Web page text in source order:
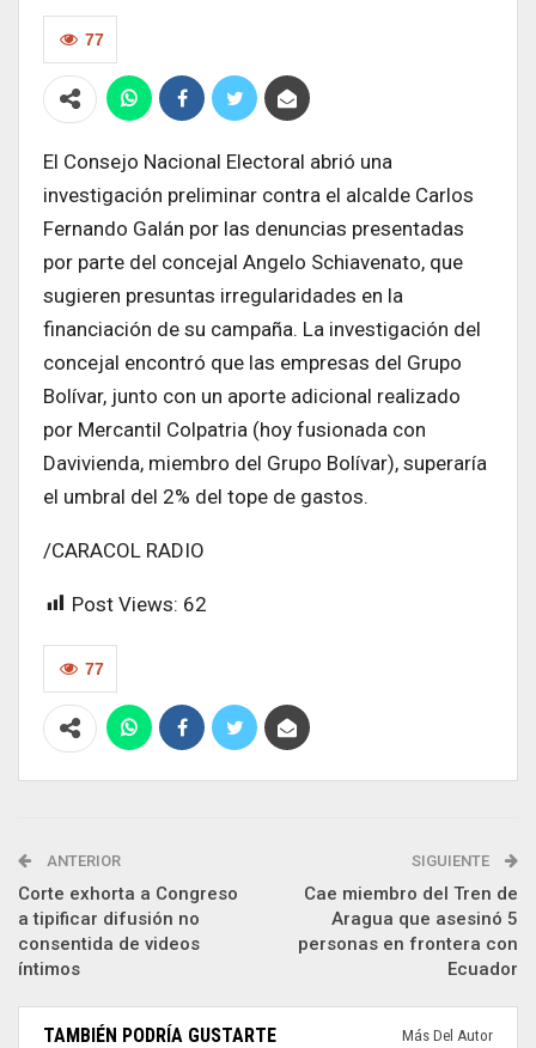
77
El Consejo Nacional Electoral abrió una
investigación preliminar contra el alcalde Carlos
Fernando Galán por las denuncias presentadas
por parte del concejal Angelo Schiavenato, que
sugieren presuntas irregularidades en la
financiación de su campaña. La investigación del
concejal encontró que las empresas del Grupo
Bolívar, junto con un aporte adicional realizado
por Mercantil Colpatria (hoy fusionada con
Davivienda, miembro del Grupo Bolívar), superaría
el umbral del 2% del tope de gastos.
/CARACOL RADIO
Post Views: 62
77
ANTERIOR
Corte exhorta a Congreso
a tipificar difusión no
consentida de videos
íntimos
SIGUIENTE
Cae miembro del Tren de
Aragua que asesinó 5
personas en frontera con
Ecuador
TAMBIÉN PODRÍA GUSTARTE Más Del Autor